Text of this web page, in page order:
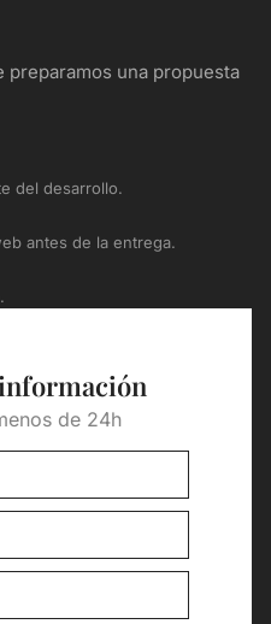
preparamos una propuesta
del desarrollo.
antes de la entrega.
de 24h